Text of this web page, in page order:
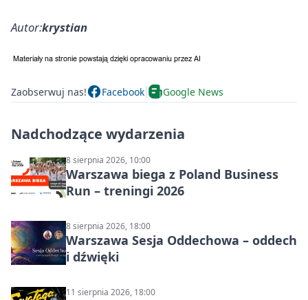
Autor:krystian
Zaobserwuj nas! Facebook Google News
Nadchodzące wydarzenia
8 sierpnia 2026, 10:00
Warszawa biega z Poland Business
Run – treningi 2026
8 sierpnia 2026, 18:00
Warszawa Sesja Oddechowa – oddech
i dźwięki
11 sierpnia 2026, 18:00